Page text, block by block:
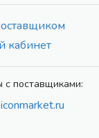
кабинет
поставщиками: